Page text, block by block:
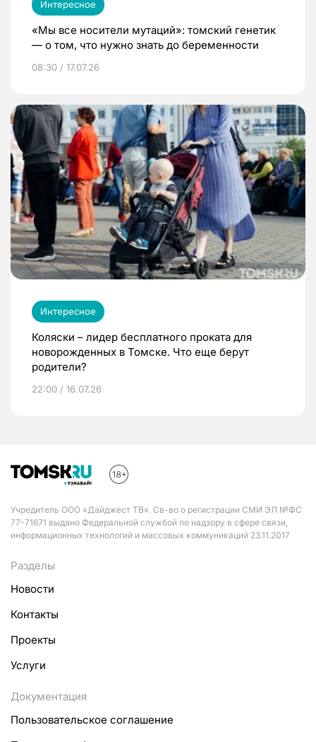
Интересное
«Мы все носители мутаций»: томский генетик
— о том, что нужно знать до беременности
08:30 / 17.07.26
Интересное
Коляски – лидер бесплатного проката для
новорожденных в Томске. Что еще берут
родители?
22:00 / 16.07.26
Учредитель ООО «Дайджест ТВ». Св-во о регистрации СМИ ЭЛ №ФС
77-71671 выдано Федеральной службой по надзору в сфере связи,
информационных технологий и массовых коммуникаций 23.11.2017
Разделы
Новости
Контакты
Проекты
Услуги
Документация
Пользовательское соглашение